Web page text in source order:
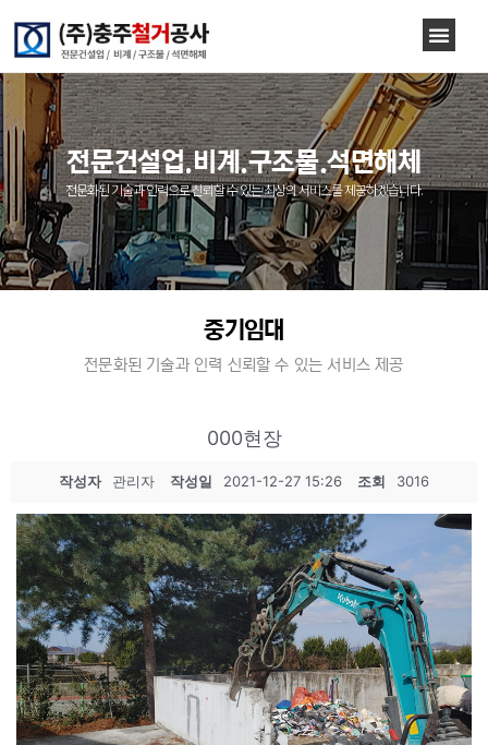
전문건설업.비계.구조물.석면해체
전문화된 기술과 인력으로 신뢰할 수 있는 최상의 서비스를 제공하겠습니다.
중기임대
전문화된 기술과 인력 신뢰할 수 있는 서비스 제공
000현장
작성자 관리자 작성일 2021-12-27 15:26 조회 3016